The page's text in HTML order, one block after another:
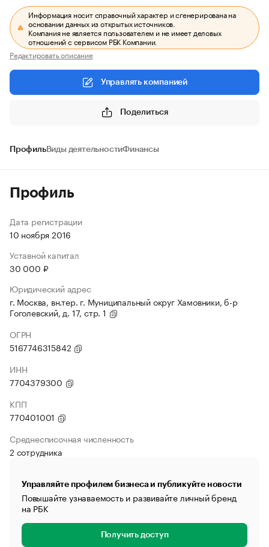
Информация носит справочный характер и сгенерирована на
основании данных из открытых источников.
Компания не является пользователем и не имеет деловых
отношений с сервисом РБК Компании.
Редактировать описание
Управлять компанией
Поделиться
ПрофильВиды деятельностиФинансы
Профиль
Дата регистрации
10 ноября 2016
Уставной капитал
30 000 ₽
Юридический адрес
г. Москва, вн.тер. г. Муниципальный округ Хамовники, б-р
Гоголевский, д. 17, стр. 1
ОГРН
5167746315842
ИНН
7704379300
КПП
770401001
Среднесписочная численность
2 сотрудника
Управляйте профилем бизнеса и публикуйте новости
Повышайте узнаваемость и развивайте личный бренд
на РБК
Получить доступ